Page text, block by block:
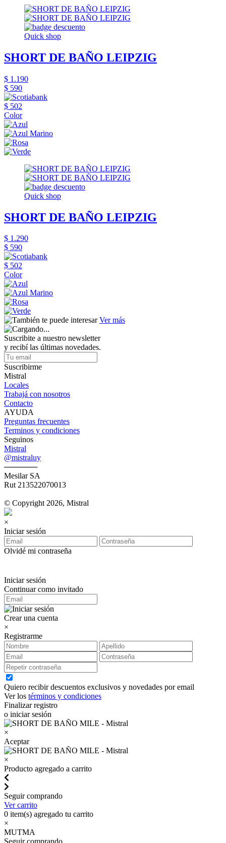
Quick shop
SHORT DE BAÑO LEIPZIG
$ 1.190
$ 590
$ 502
Color
Quick shop
SHORT DE BAÑO LEIPZIG
$ 1.290
$ 590
$ 502
Color
Ver más
Suscribite a nuestro newsletter
y recibí las últimas novedades.
Suscribirme
Mistral
Locales
Trabajá con nosotros
Contacto
AYUDA
Preguntas frecuentes
Terminos y condiciones
Seguinos
Mistral
@mistraluy
──────
Mesilar SA
Rut 213522070013
© Copyright 2026, Mistral
×
Iniciar sesión
Olvidé mi contraseña
Iniciar sesión
Continuar como invitado
Crear una cuenta
×
Registrarme
Quiero recibir descuentos exclusivos y novedades por email
Ver los términos y condiciones
Finalizar registro
o iniciar sesión
×
Aceptar
×
Producto agregado a carrito
Seguir comprando
Ver carrito
0 item(s) agregado tu carrito
×
MUTMA